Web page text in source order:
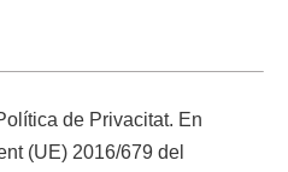
de Privacitat. En
(UE) 2016/679 del